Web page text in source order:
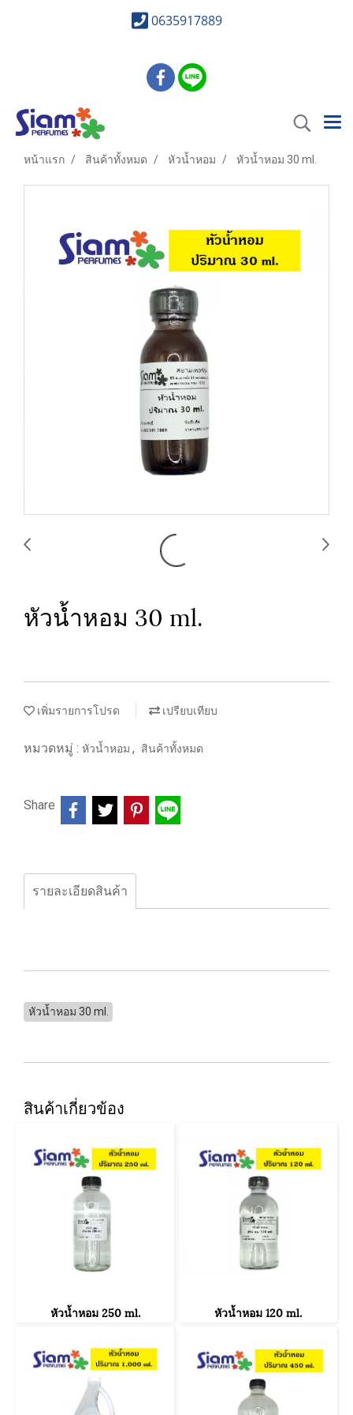
0635917889
หน้าแรก สินค้าทั้งหมด หัวน้ำหอม หัวน้ำหอม 30 ml.
หัวน้ำหอม 30 ml.
เพิ่มรายการโปรด เปรียบเทียบ
หมวดหมู่ : หัวน้ำหอม , สินค้าทั้งหมด
Share
รายละเอียดสินค้า
หัวน้ำหอม 30 ml.
สินค้าเกี่ยวข้อง
หัวน้ำหอม 250 ml. หัวน้ำหอม 120 ml.